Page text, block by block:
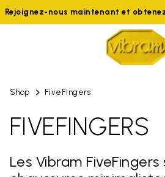
nous maintenant et obtenez 10
Shop FiveFingers
FIVEFINGERS
Les Vibram